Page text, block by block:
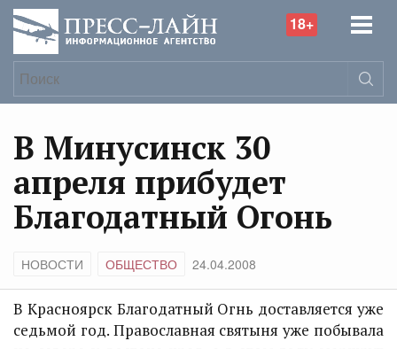
18+
В Минусинск 30
апреля прибудет
Благодатный Огонь
НОВОСТИ ОБЩЕСТВО 24.04.2008
В Красноярск Благодатный Огнь доставляется уже
седьмой год. Православная святыня уже побывала